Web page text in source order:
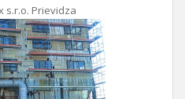
s.r.o. Prievidza